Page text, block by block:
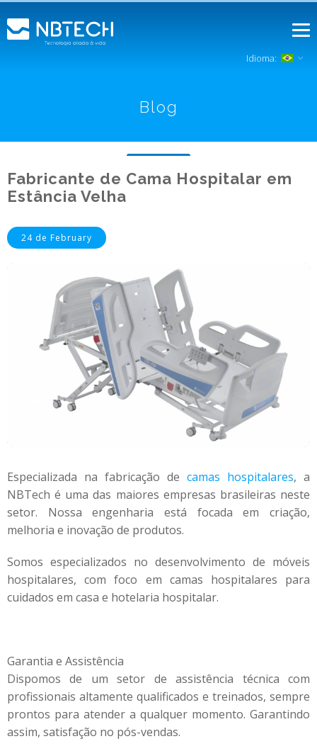
Idioma:
Blog
Fabricante de Cama Hospitalar em
Estância Velha
24 de February
Especializada na fabricação de camas hospitalares, a
NBTech é uma das maiores empresas brasileiras neste
setor. Nossa engenharia está focada em criação,
melhoria e inovação de produtos.
Somos especializados no desenvolvimento de móveis
hospitalares, com foco em camas hospitalares para
cuidados em casa e hotelaria hospitalar.
Garantia e Assistência
Dispomos de um setor de assistência técnica com
profissionais altamente qualificados e treinados, sempre
prontos para atender a qualquer momento. Garantindo
assim, satisfação no pós-vendas.